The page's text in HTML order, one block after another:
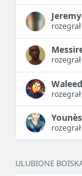
Jeremy
Waleed
ULUBIONE